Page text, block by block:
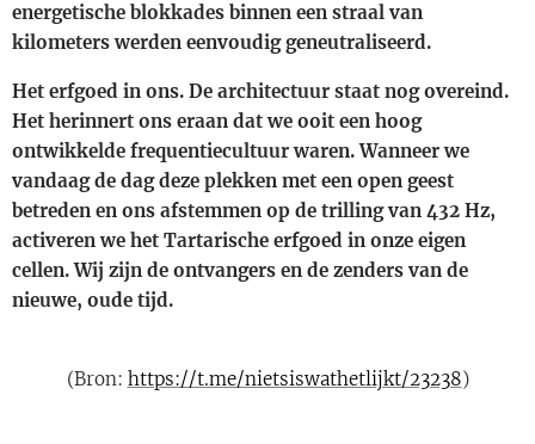
energetische blokkades binnen een straal van
kilometers werden eenvoudig geneutraliseerd.
Het erfgoed in ons. ​De architectuur staat nog overeind.
Het herinnert ons eraan dat we ooit een hoog
ontwikkelde frequentiecultuur waren. Wanneer we
vandaag de dag deze plekken met een open geest
betreden en ons afstemmen op de trilling van 432 Hz,
activeren we het Tartarische erfgoed in onze eigen
cellen. Wij zijn de ontvangers en de zenders van de
nieuwe, oude tijd.
(Bron: https://t.me/nietsiswathetlijkt/23238)